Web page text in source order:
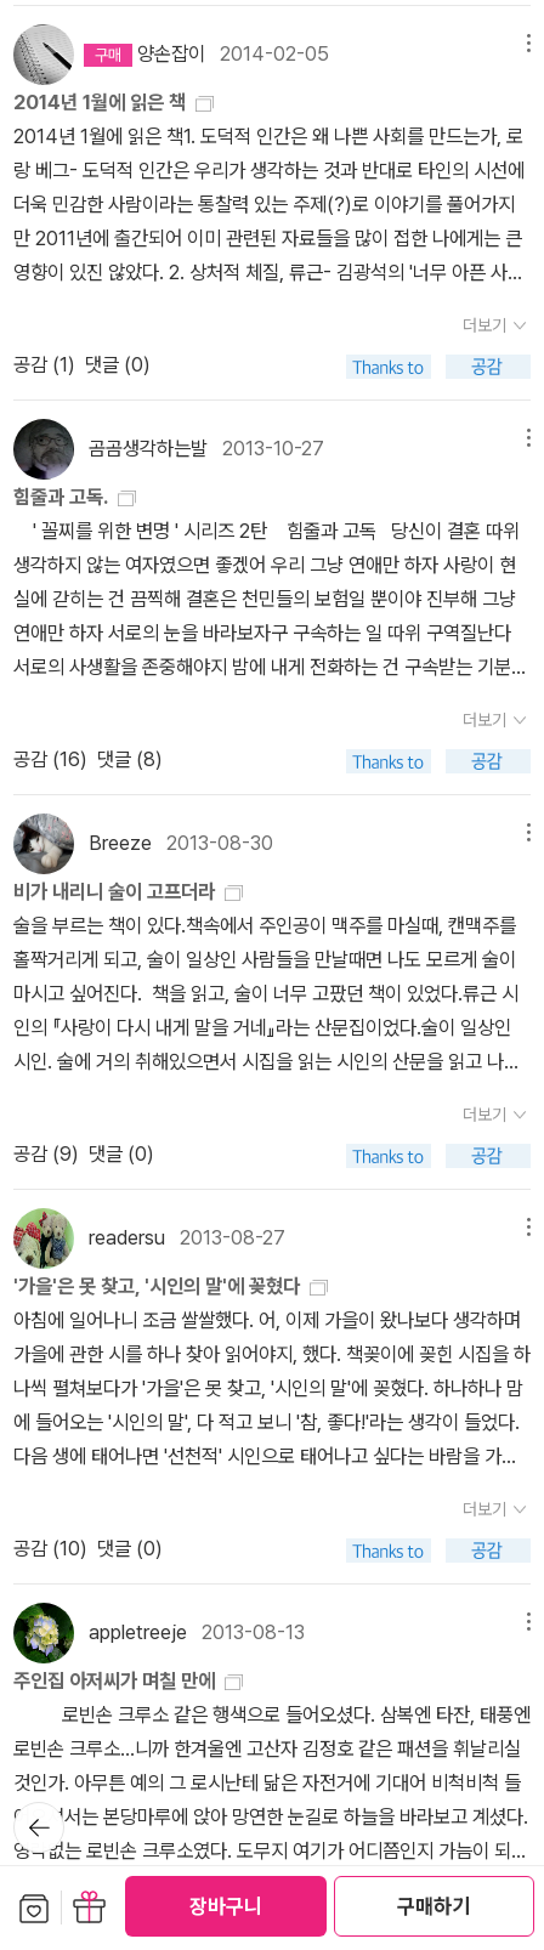
장바구니 구매하기
두는 편입니다. 이 말은 주로 누워서 읽는다는 얘기도 될 수 있겠네요.
읽어야 한다거나, 읽고 있거나, 읽은 책들을 다 쌓아 두어야 마음이 편
합니다. 훨씬 많은 책들이 쌓여 있지만 이정도만 올립니다.<잃어버린
시간을 찾아서>, <감정교육>,<면도날>,<커피집을 하시겠습니까><
사양>,<파리의 우울>,<내일부터는 행복한 사람이 되겠습니다>,<닥
터 글라스> Q4. 개인 서재의 책들은 어떤 방식으로 배열해
두시나요? 모든 책을 다 갖고 계시는 편인가요, 간소하게 줄이려고
애쓰는 편인가요? 식물, 음식, 건축 이런 식으로 칸 구분을 하긴 하
데, 노력해서 줄일려고 애만 쓰는 편입니다. 줄여야한다라는 강박 속
에서 살고 있습니다. 요즘은 신간들은 읽고 바로바로 나누기하고 있
습니다. 헌책이 되기 전에 읽고 싶은 사람들에게 나누어 주자. 이런 마
음으로요. Q5. 어렸을 때 가장 좋아했던 책은 무엇입니까? 초등학교
때 여러 번 읽은 책은 <비밀의 화원> <기암성> <813의 비밀>금성
사판 <자연과학학습만화>시리즈는 마르고 닳도록 읽었습니다. 중학
교 때는 여러 번 읽은 책이 생각나지 않네요. 그 시절은 많이 읽는 것
에 집착했던 것 같습니다. Q6. 당신 책장에 있는 책들 가운데 우리가
보면 놀랄 만한 책은 무엇일까요? 굳이 찾아 보기 까지 했는데, 판에
박힌 있을만한 책들만 있네요.생각의 나무, 이 시리즈가 있는데 이런
책들이 놀랄만 한 책들은 아니겠지요? Q7. 고인이 되거나 살아
있는 작가들 중 누구라도 만날 수 있다면 누구를 만나고 싶습니까?
습니다. 무엇을 알고 싶다기 보다 그냥 태생적 지인의 느낌 때문입니
다. Q8. 늘 읽어야겠다고 생각했지만 아직 읽지 못한 책이 있습
니까? 가장 어려운 질문입니다. 너무 많아서 어떤 기준으로 추려서
올려야 하나, 단수 대답이 가능한 질문이가. 이런 고민을 하게 합니다.
토지를 다섯 번 이상 읽는 게 제 목표입니다. 목표 따위 원래 없이 사
는 인간이지만, 토지는 한 번이 아니라 여러 번을 읽고 싶다는 욕심이
늘 있었습니다. 그 욕심 때문에 아직 한 번도 못 읽었구요. 레미제라
블, 잃어버린 시간을 찾아서. 돈키호테. 그 뒤로 줄줄 떠오르는 제목들
입니다. Q9. 최근에 끝내지 못하고 내려놓은 책이 있다면요? 읽기
독서만 하는 편이라 못 읽은 책은 없습니다. 좀 힘들어도 기어이 읽어
버리는 편입니다. 읽다가 내려 놓는 책이 있다 해도 읽는 중이라고 생
각하지 내려놓았다고 생각하지 않습니다. 라고 쓰고 나니 <그리스인
조르바>가 생각나네요. 한 세 번쯤 계속 같은 자리에서 머물다 내려
놓은 책입니다. 조조 모예스의 책 한 권도 읽다가 말았네요. <그리스
인 조르바>는 언젠가 다시 읽을 책이지만 <미 비포 유>는 읽지 않을
것 같습니다. Q10. 무인도에 세 권의 책만 가져갈 수 있다면 무엇
을 가져가시겠습니까? 저는 무인도에서는 책을 읽을 것 같지 않습니
다. 낚시를 하거나, 물에서 종일 놀거나. 그래도 질문이 의도하는 바는
인생의 책 세 권 정도일텐데, 저에겐 넘 어려운 질문이라서. 좀 현실적
으로 글이 좀 많은 도감 종류를 가져 갈 것 같습니다. 봐도 봐도 지겹
시크하게 심장의 한켠을 베이겠다는 선언같은 것이었다.시집을 덮으
며 돈키호테구만..하고 책장에 나란히 꽂힌 시집들 사이가 아니라 맨
위에 올려두었다. 체질개선이 필요할 때마다..할매가 입이 심심하면
다락 문 뒤의 박하사탕을 꺼내 입에 물듯 뒤적거리기에 좋겠다 싶어
서 말이다.아직도 상처적체질은 약빨이 좀 듣는편이긴하다. 신약들이
쏟아지는 때에 아직도 간혹 꺼내드니.. 김광석의 노랫말로 더 유명한
류근의 새 책. 페이스북에서 한꼭지씩 읽어보던 주인집 아저씨와의
에피소드는 신선했다. 그 이야기들이 묶여나왔다.로시난테를 닮은 자
전거와 집주인아저씨의 이야기..슬몃 웃다가 웃음 끝에 달리는 애잔
한 물음들을 되받는다. 아..되물음이 있는 이야기는 힘들다. 눈치채지
못하고 넘어가면 좋으련만 살아 온 세월동안 닳고 물빠진 만큼 영악
모르겠다.과하게 비현실적인 비주얼(죄송)이 몰입을 방해하기도 한
다. 팔등신일줄이야.팔등신이 뭐야 구등신도 되겠네..휘리릭 넘겨가
며 가볍게 읽힐거라고 별의심없이 손댄것이 실수였다.시집을 사오던
날만큼의 머뭇거림이 필요했을지도 모른다.왜?싸나희 순정은 상처적
체질인 두 남자와 로시난테의 대화인 까닭이다.시바, 조낸으로 점철
되는 서슴없음이 애잔하기까지 한 두 남자의 삶의 대화와 그 자리의
목격자처럼 우직하게 지켜보는 로시난테를 닮은 주인아저씨의 자전
거. 나는..이 자전거의 팬이다.
양손잡이 2014-02-05
2014년 1월에 읽은 책
2014년 1월에 읽은 책1. 도덕적 인간은 왜 나쁜 사회를 만드는가, 로
랑 베그- 도덕적 인간은 우리가 생각하는 것과 반대로 타인의 시선에
더욱 민감한 사람이라는 통찰력 있는 주제(?)로 이야기를 풀어가지
만 2011년에 출간되어 이미 관련된 자료들을 많이 접한 나에게는 큰
영향이 있진 않았다. 2. 상처적 체질, 류근- 김광석의 '너무 아픈 사랑
때, 입으로 말할 때가 아닌 손으로 직접 쓸 때, 종이와 연필이 부딪히
면서 나는 소리와 진동에 의해 파바박 하고 느낌이 오는 것 아닐까. 3.
불평등의 대가, 장 지글러- 앞은 이래저래 해서 불평등하다, 뒤는 불
평등를 해소하기 위한 공동체적 연대의 내용을 담고 있다. 언론에서
떠들썩하게 소개했던 것 치고는 임팩트가 적었던 책. 대부분이 통감
하는 내용이라서.4. 우리는 차별에 찬성합니다, 오찬호- 성과사회에
살고 있고 그 사회에서 공정한 경쟁방법인 자기계발이, 사실은 허상
에 가깝다는 걸 철저하게 까발린다. 20대를 앞세웠지만 사실 이유도
모르는 불안감에 떨며 끝없이 자신을 자기계발의 절벽 끝으로 내모는
모든 이들에게 바치는 콜드 팩트로 무장한 책이다. 5. 호빗, J.R.R.톨
킨- 영화 '호빗' 개봉 기념으로 집어들었다. 동화에 가까울 정도로 단
순한 스토리 때문에 영화와 비교해 많은 이들이 평가절하하지만 나름
대로 재밌다. 하지만 큰 기대는 하지 말도록. 6. 대한민국 나쁜 기업
지 못한다. 그렇기 때문에 쌍용차 파업, 용산참사는 단지 그들 자신의
배를 부르게 하기 위한 욕심이 부른 화라고 생각한다. 위에서는 아래
를, 아래에서는 옆을 볼 수 있는 시야를 가질 필요가 있다. 이 책이 그
포문을 열어주었다.7. 계간 자음과모음 21호 (2013년 가을호)- 패스.
8. 의자놀이, 공지영- 표절 논란으로 이래저래 말이 많지만 쌍용차 사
태를 쉽게 접할 수 있는 책이다. 회사의 잘못을 탓하기 위해 파업을 진
행했는데 되려 노조에 배상청구를 하는 아이러니한 사태. 이런 나라
는 우리나라 외에 몇 없다고 한다. 9. 동물농장, 조지 오웰- <1984>
다. 예나 지금이나 나팔수는 존재하고, 우리 아랫것들이 분해야 하는
이유를 한번 더 상기시켜주었다. 10. 썰전, JTBC 썰전 제작팀- JT
BC의 인기 교양 프로그램 썰전의 타이틀을 내걸었지만... 때론 위험
하달 정도로 아슬아슬한 방송 분위기가 전혀 드러나지 않은 이 책은
방송 팬에게 큰 점수를 얻지 못할 것이다. 내용 또한 그리 깊지 않아
시사에 관심을 조금이라도 가진 이들이라면 실망할 만하다. 11. 우리
에게는 또 다른 영토가 있다, 송화준, 한솔- 우리나라의 몇 사회적 기
업 대표의 인터뷰집이다. 어떻게 하면 기업이 사회에 공헌할 수 있는
가에 대한 의문은 이 책을 읽음으로써 더욱 커진다. 답이 없기 때문이
다... 그 답을 고민해나가는 과정에 지금 우리가 서 있다. 우리는 이것
을 치열하게 생각해보아야 할 것이다. 12. 열한시, 이상민- 영화 '열한
시'를 각색한 소설인데, 영화 시나리오가 망이니 소설도 그리 재밌지
을... 13. 제 3인류 3, 베르나르 베르베르- <제 3인류> 1, 2권을 봤기
때문에 끝을 보기 위해 어쩔 수 없이 집어들었다. 그리고 결과는 폭망.
14. 세상물정의 사회학, 노명우- 어떻게 보면 사회학 서적의 메타북
이라 할 수 있다. 동시에 에세이의 성격을 띄기도 하고. 어렵게만 느껴
졌던 사회학을 조금이나마 쉽게 읽을 수 있어서 큰 도움이 됐다.* 1월
의 책: 상처적 체질, 우리는 차별에 찬성합니다, 대한민국 나쁜 기업
보고서, 동물농장, 세상물정의 사회학* 당부말씀: 제 3인류는 개인적
소견으로는 진짜 망작입니다. 왜 본국에서 인기가 없는지 알겠어요.
더보기
공감 (1) 댓글 (0)
곰곰생각하는발 2013-10-27
힘줄과 고독.
' 꼴찌를 위한 변명 ' 시리즈 2탄 힘줄과 고독 당신이 결혼 따위
생각하지 않는 여자였으면 좋겠어 우리 그냥 연애만 하자 사랑이 현
실에 갇히는 건 끔찍해 결혼은 천민들의 보험일 뿐이야 진부해 그냥
연애만 하자 서로의 눈을 바라보자구 구속하는 일 따위 구역질난다
서로의 사생활을 존중해야지 밤에 내게 전화하는 건 구속받는 기분이
민 같아 주말엔 책을 읽고 음악을 들어야지 당신은 내게 뭔가 요구하
지 않을 사람 같아서 참 마음에 들어 상대방을 배려하지 않는 사랑은
폭력이야 천박해 그러니 우리 쿨하게 연애하자구 참, 내가 전화 받기
곤란할 만큼 바쁜 사람이란 거 알지 ? 전화는 항상 내가 먼저 할게 사
랑해 이런 느낌 처음인 것 같다 우리 좀더 일찍 만날 걸 그랬지 ? - 유
부남 전문, 시집 상처적 체질 마초란 근육 있는 남자'다. 시인 류
근'은 마초다. 잘생긴 얼굴에 상대를 홀릴 만한 말'을 가졌으니, 그의
바짓가랑이'를 잡고 눈물바람을 낸 여자 많았을 것이다. 고래 힘줄 같
은 정력으로 잘록한 허리를 거칠게 휘어감으면 여성들은, 아... 탄산음
료 같은 황홀한 탄성이 쏟아지리라. 시에 등장한 사내는 사랑이 현실
에 갇히는 건 ' 끔찍해 ' 하고, 결혼 제도는 ' 진부해 ' 하며, 서로의 사생
활은 ' 존중해 ' 야 된다고 주장한다. 여기까지는 쿨하고 리버럴해서
좋다. 하지만 주말에 약속을 잡는 사람들 정말 ' 이해 ' 할 수 없다고 할
폭력이어서 ' 천박해 ' 라고 하더니 전화 받기 곤란할 만큼 바쁜 사람
이라고 자신을 소개한 시적 화자'는 이내 전화는 자신이 항상 먼저 하
겠다며 ' 사랑해 ' 라고 매조지한다. 이쯤에서 우리는 곧 이 욕망이 매
우 뻔뻔하다는 사실에 웃고 만다. 결혼 제도가 진부다고 말하는 남자
는 유부남이다. 한때 마초였던 꼰대의 희망사항이었던 것이다. 이두
박근, 삼두박근 같은 힘줄은 주로 연애'를 할 때나 사용될 뿐이지 정의
의 문제'와는 무관한 근육'이다. 행동하는 양심'은 두근두근'에서 나온
다. 염통에서 나온다는 말이다. 염통이 쫄깃쫄깃해야지, 변두리 회 센
생산할 수 없는 것이 바로 행동하는 양심이다. 이처럼 힘줄'을 너무 단
련하면 이두박근'은커녕 이명박근(혜)이 되기 십상이다. 이상적인 <
① 마초' > 는 고독해야 한다. 힘줄과 고독이 6 : 4 정도로 배합되면
좋다. 여기에 염통이 가지고 있는 양심'을 적절하게 사용하면 그보다
섹시할 수 없다. 그런가 하면 < ② 속물' > 은 힘줄은 있는데 고독은
없는 놈이다. 여자와 술을 마실 때마다 외롭다며 술잔을 한입에 터프
하게 터는 놈은 진짜 마초가 아니다. 외로움'이란 피동적 결과이고 고
독'은 자발적으로 선택'한 결과이다. 속물이란 외롭다는 핑계로 여성
이 가지고 있는 모성 본능을 자극하려는 계략일 뿐이다. 이상적인 마
초는 여자를 지키려고 하고 찌질한 속물은 여자를 건드리려고만 한
다. 그런데 이 속물'보다 한발 더 나아가는 부류가 있다. < ③ 꼰대'>
는 남근도 근육이라고, 괄약근도 힘이라고 믿는 무리'이다. 힘줄(力)
을 칼(刀)처럼 휘두르는 인간이다. 반면 힘줄도 없고 연어처럼 펄떡
더보기
공감 (16) 댓글 (8)
Breeze 2013-08-30
비가 내리니 술이 고프더라
술을 부르는 책이 있다.책속에서 주인공이 맥주를 마실때, 캔맥주를
홀짝거리게 되고, 술이 일상인 사람들을 만날때면 나도 모르게 술이
마시고 싶어진다. 책을 읽고, 술이 너무 고팠던 책이 있었다.류근 시
인의 『사랑이 다시 내게 말을 거네』라는 산문집이었다.술이 일상인
시인. 술에 거의 취해있으면서 시집을 읽는 시인의 산문을 읽고 나서
었다. 비바람이 몰아치는데도 막창집엔 좌석이 다 차버렸고, 겨우 한
좌석 남아 있었다.지글지글 막창은 익어가고, 술병도 늘어가고. 신간
서적을 살펴보니, 또 읽고 싶은 책들이 많이 나와 있었다. 거실 한켠
에 쌓아두었던 책들을, 책장으로 정리하다보니 금새 거의 다 차버렸
는데도, 책 욕심은 끝이 없다.책만 보면 책을 갖고 싶은 욕심이 생긴
다. 태풍 콩레이가 스러지면, 내일은 캠핑을 갈 예정이다.바다가 보이
는 곳에, 텐트를 치고, 바닷물이 빠지면 게도 잡고, 조개도 잡을 욕심
에, 오늘 새벽엔 신랑이 냉동고에 물병을 몇개 얼려 놓았다. 게 잡을
욕심에 태풍이 어서 물러 가기를 바라고 있었다. 캠핑 가서 읽어볼까
싶은 책들도 있다. 한 2박 3일쯤 캠핑을 하게 되면 책 읽을 시간이 있
으려나. 최근에 문학동네 책을 많이 읽게 된다.그만큼 좋은 작품을 많
이 펴낸다는 이야기인데. 책 읽을때, 커피를 마시거나, 캔맥주를 홀
짝 거리며 읽는 경우가 있다.쇼파에 앉아 혼자서 책을 읽다보면, 캔맥
을 해서 한가롭게 책을 읽는 경우가 드물다.캠핑을 가거나, 밭에 가거
나, 집안 행사가 있거나, 조조 영화를 보거나. 늘 바쁜 주말이다.
시간이 조금이라도 빌 때마다 책에 파고드는 습관은 이제 일상
이 되어버렸다.책이 없으면 불안한 나, 글을 읽지 못하면 불안한 나.책
중독이자 활자중독이다. 그리고 나는 류근 시인의 시집을 읽
으련다.그의 산문을 읽고 났더니, 그의 시가 너무도 궁금했다.그의 시
집을 아주 간절하게 읽고 싶어졌다.
더보기
공감 (9) 댓글 (0)
readersu 2013-08-27
'가을'은 못 찾고, '시인의 말'에 꽂혔다
아침에 일어나니 조금 쌀쌀했다. 어, 이제 가을이 왔나보다 생각하며
가을에 관한 시를 하나 찾아 읽어야지, 했다. 책꽂이에 꽂힌 시집을 하
나씩 펼쳐보다가 '가을'은 못 찾고, '시인의 말'에 꽂혔다. 하나하나 맘
에 들어오는 '시인의 말', 다 적고 보니 '참, 좋다!'라는 생각이 들었다.
다음 생에 태어나면 '선천적' 시인으로 태어나고 싶다는 바람을 가져
처를 받은 사람이면서 자신을 힐난하는 데 그토록 많은 시간을 바친
다. 징후와 예후만으로 이루어진 위독의 자리마다 모든 과장과 생략
과 시치미. 진짜 같은, 의 핵심은 같은인데 진짜 같은 공포와 피로가
살갗에 제 발자국을 마구 찍는데 진짜는 없고 발자국만 있다. 위독의
자리, 훌륭한 칼잡이가 된다는 것. 훌륭한 칼놀림이란 죽이면서 또한
구하는 것. 그것이 위로가 될 수 있을까? _이현승, 『친애하는 사물들』
진정한 지옥은 내가 이 별에 왔는데 약속한 사람이 끝내 오지 않는
것이다. 사랑한다고, 그립다고 말할 수 있는 사람이 존재하지 않는 것
이다. _류근, 『상처적 체질』 봄날이 되어도 나타나지 않는 사람들을
위해 꽃다발 한목숨 바치는 것으로 될까! 훗날 훗사람을 위해 우리들
다 바치는 것으로 될까! 그래도, 그러는 사이에도 한세상 또 한세상
말없이 누구나 단풍 들고 낙엽 지고 말없이 봄볕 들고 새순 돋는다는
다정한 말, 나는 믿는다! 첫 울음소리 다시 들리는 날이다. _이사라,
더보기
공감 (10) 댓글 (0)
appletreeje 2013-08-13
주인집 아저씨가 며칠 만에
로빈손 크루소 같은 행색으로 들어오셨다. 삼복엔 타잔, 태풍엔
로빈손 크루소...니까 한겨울엔 고산자 김정호 같은 패션을 휘날리실
것인가. 아무튼 예의 그 로시난테 닮은 자전거에 기대어 비척비척 들
어오셔서는 본당마루에 앉아 망연한 눈길로 하늘을 바라보고 계셨다.
영락없는 로빈손 크루소였다. 도무지 여기가 어디쯤인지 가늠이 되지
않는 표정이었다. 나 어, 오랜만에 들어오셨네요. 어디 멀리
다녀오셨어요?아저씨 아침은 자셨슈?나 네? 아, 네......아
댓글 (4)
뒤로가
기